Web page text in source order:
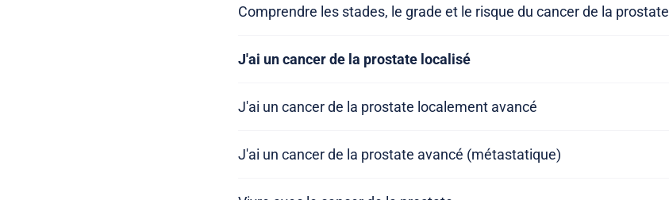
Comprendre les stades, le grade et le risque du cancer de la prostate
J'ai un cancer de la prostate localisé
J'ai un cancer de la prostate localement avancé
J'ai un cancer de la prostate avancé (métastatique)